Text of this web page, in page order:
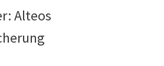
Alteos